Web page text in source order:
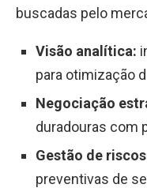
buscadas pelo
Visão analítica:
para otimização
Negociação
duradouras com
Gestão de
preventivas de